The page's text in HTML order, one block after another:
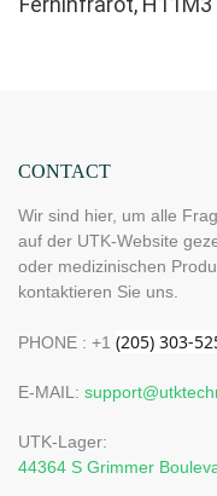
CONTACT
Wir sind hier, um alle
auf der UTK-Website
oder medizinischen
kontaktieren Sie uns.
PHONE : +1
E-MAIL:
UTK-Lager:
44364 S Grimmer